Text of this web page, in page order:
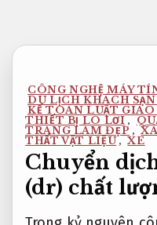
nội
dungCÔNG NGHỆ MÁY
DU LỊCH KHÁCH
KẾ TOÁN LUẬT GIÁO
THIẾT BỊ LÒ LƠI ,
TRANG LÀM ĐẸP ,
THẤT VẬT LIỆU , XE
Chuyển
(dr) chất